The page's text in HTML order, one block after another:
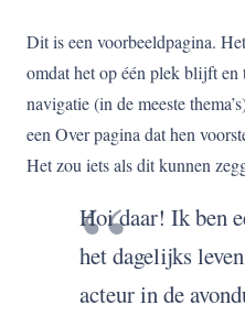
Dit is een voorbeeldpagina.
omdat het op één plek blijft
navigatie (in de meeste
een Over pagina dat hen
Het zou iets als dit kunnen
Hoi daar! Ik ben
het dagelijks
acteur in de